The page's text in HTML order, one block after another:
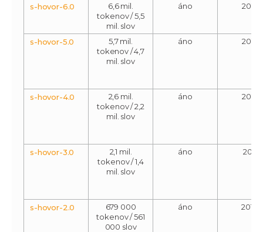
s-hovor-6.0
6,6 mil.
tokenov / 5,5
mil. slov
áno 2017
s-hovor-5.0
5,7 mil.
tokenov / 4,7
mil. slov
áno 2015
s-hovor-4.0
2,6 mil.
tokenov / 2,2
mil. slov
áno 2012
s-hovor-3.0
2,1 mil.
tokenov / 1,4
mil. slov
áno 2011
s-hovor-2.0
679 000
tokenov / 561
000 slov
áno 2010